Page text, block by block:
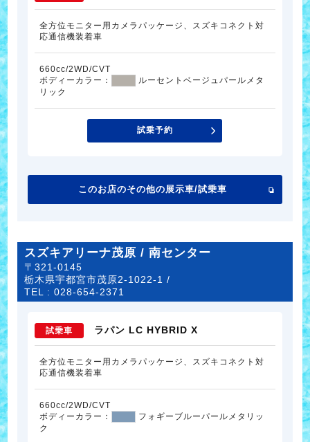
全方位モニター用カメラパッケージ、スズキコネクト対
応通信機装着車
660cc/2WD/CVT
ボディーカラー：
ルーセントベージュパールメタ
リック
試乗予約
このお店のその他の展示車/試乗車
スズキアリーナ茂原 / 南センター
〒321-0145
栃木県宇都宮市茂原2-1022-1 /
TEL :028-654-2371
試乗車 ラパン LC HYBRID X
全方位モニター用カメラパッケージ、スズキコネクト対
応通信機装着車
660cc/2WD/CVT
ボディーカラー：
フォギーブルーパールメタリッ
ク